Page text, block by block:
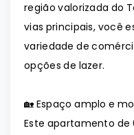
região valorizada do
vias principais, você
variedade de
opções de lazer.
🏡 Espaço amplo e
Este apartamento de